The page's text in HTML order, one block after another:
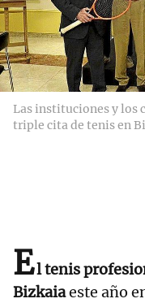
Las instituciones y los
triple cita de tenis en
El tenis
Bizkaiaeste año